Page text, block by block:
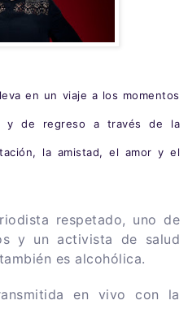
en un viaje a los momentos
y de regreso a través de la
la amistad, el amor y el
respetado, uno de
y un activista de salud
es alcohólica.
en vivo con la